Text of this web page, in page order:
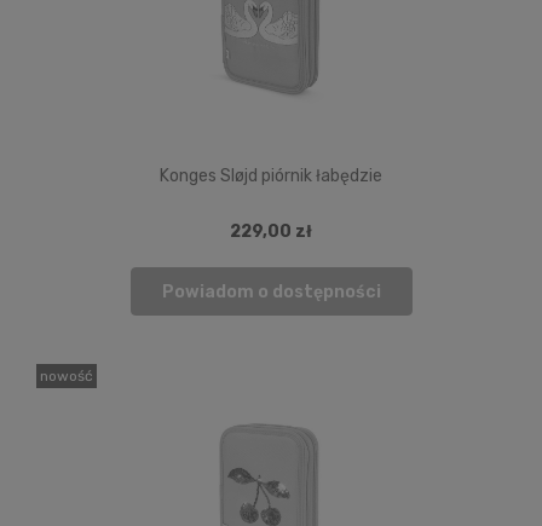
Konges Sløjd piórnik łabędzie
229,00 zł
Powiadom o dostępności
nowość